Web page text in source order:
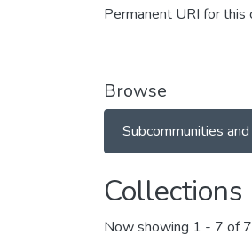
Permanent URI for this
Browse
Subcommunities
Now showing 1 - 7 of 7